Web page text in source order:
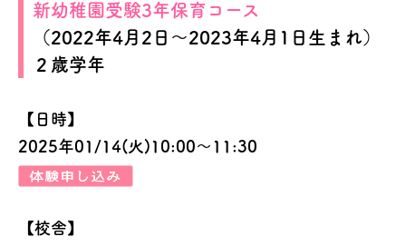
新幼稚園受験3年保育コース
（2022年4月2日～2023年4月1日生まれ）
２歳学年
【日時】
2025年01/14(火)10:00～11:30
【校舎】